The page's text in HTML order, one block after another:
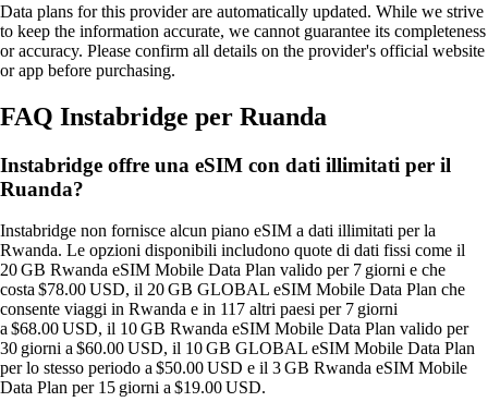
Data plans for this provider are automatically updated. While we strive
to keep the information accurate, we cannot guarantee its completeness
or accuracy. Please confirm all details on the provider's official website
or app before purchasing.
FAQ Instabridge per Ruanda
Instabridge offre una eSIM con dati illimitati per il
Ruanda?
Instabridge non fornisce alcun piano eSIM a dati illimitati per la
Rwanda. Le opzioni disponibili includono quote di dati fissi come il
20 GB Rwanda eSIM Mobile Data Plan valido per 7 giorni e che
costa $78.00 USD, il 20 GB GLOBAL eSIM Mobile Data Plan che
consente viaggi in Rwanda e in 117 altri paesi per 7 giorni
a $68.00 USD, il 10 GB Rwanda eSIM Mobile Data Plan valido per
30 giorni a $60.00 USD, il 10 GB GLOBAL eSIM Mobile Data Plan
per lo stesso periodo a $50.00 USD e il 3 GB Rwanda eSIM Mobile
Data Plan per 15 giorni a $19.00 USD.